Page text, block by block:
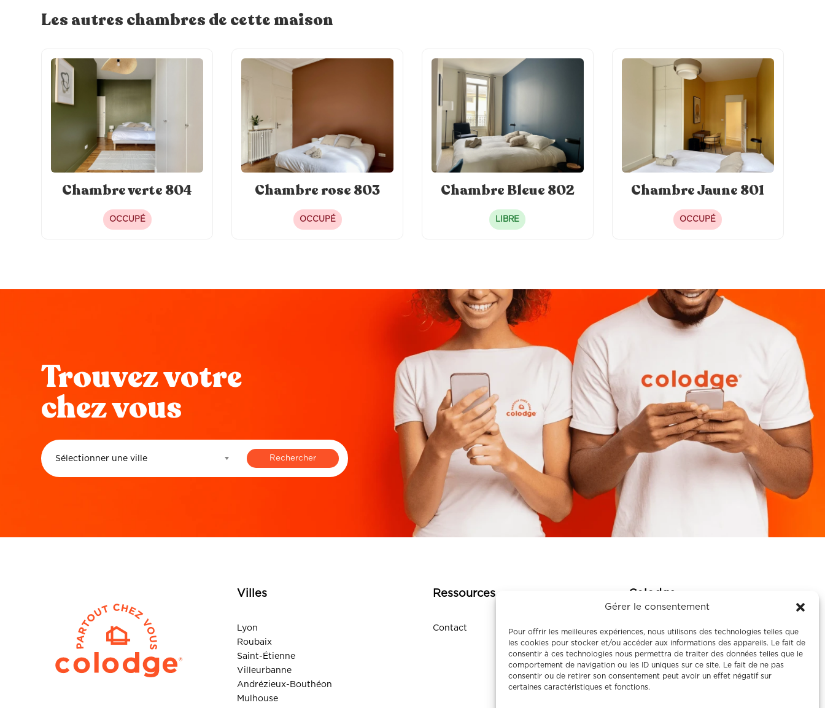
Gérer le consentement
Pour offrir les meilleures expériences, nous utilisons des technologies telles que
les cookies pour stocker et/ou accéder aux informations des appareils. Le fait de
consentir à ces technologies nous permettra de traiter des données telles que le
comportement de navigation ou les ID uniques sur ce site. Le fait de ne pas
consentir ou de retirer son consentement peut avoir un effet négatif sur
certaines caractéristiques et fonctions.
Plateau d'accueil
Balcon privé
Distributeur à savon
connectée
Les autres chambres de cette maison
Chambre verte 804
OCCUPÉ
Chambre rose 803
OCCUPÉ
Chambre Bleue 802
LIBRE
Chambre Jaune 801
OCCUPÉ
Trouvez votre
chez vous
Sélectionner une ville
Villes
Lyon
Roubaix
Saint-Étienne
Villeurbanne
Andrézieux-Bouthéon
Mulhouse
Ressources
Contact
Colodge
À propos
Le coliving
Corporate
Nos maisons